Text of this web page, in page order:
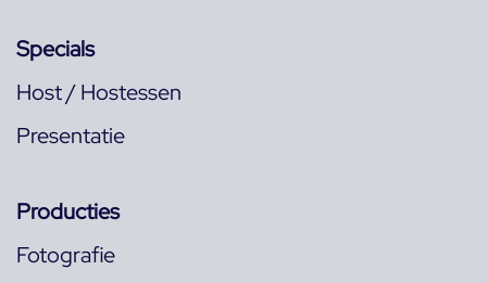
Specials
Host / Hostessen
Presentatie
Producties
Fotografie